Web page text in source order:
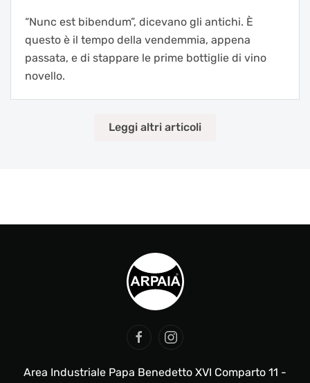
“Nunc est bibendum”, dicevano gli antichi. È
questo è il tempo della vendemmia, appena
passata, e di stappare le prime bottiglie di vino
novello.
Leggi altri articoli
Area Industriale Papa Benedetto XVI Comparto 11 -